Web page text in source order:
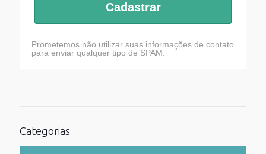
Cadastrar
Prometemos não utilizar suas informações de contato
para enviar qualquer tipo de SPAM.
Categorias